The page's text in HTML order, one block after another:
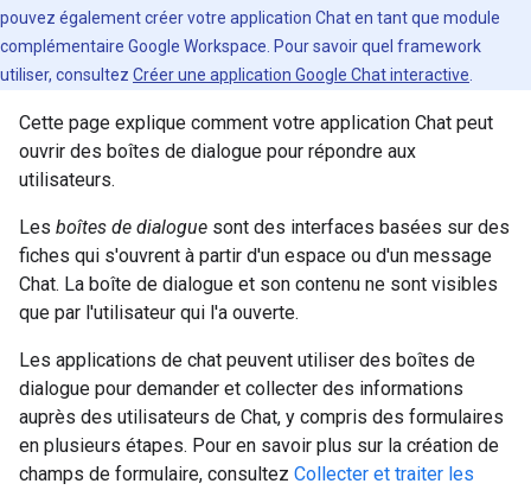
pouvez également créer votre application Chat en tant que module
complémentaire Google Workspace. Pour savoir quel framework
utiliser, consultez Créer une application Google Chat interactive
Cette page explique comment votre application Chat peut
ouvrir des boîtes de dialogue pour répondre aux
utilisateurs.
Les boîtes de dialogue sont des interfaces basées sur des
fiches qui s'ouvrent à partir d'un espace ou d'un message
Chat. La boîte de dialogue et son contenu ne sont visibles
que par l'utilisateur qui l'a ouverte.
Les applications de chat peuvent utiliser des boîtes de
dialogue pour demander et collecter des informations
auprès des utilisateurs de Chat, y compris des formulaires
en plusieurs étapes. Pour en savoir plus sur la création de
champs de formulaire, consultez Collecter et traiter les